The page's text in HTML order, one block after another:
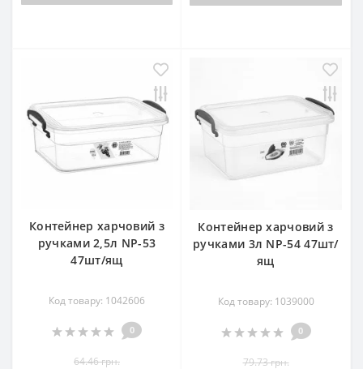
Контейнер харчовий з
ручками 2,5л NP-53
47шт/ящ
Код товару: 1042606
0
64.46 грн.
Контейнер харчовий з
ручками 3л NP-54 47шт/
ящ
Код товару: 1039000
0
79.73 грн.